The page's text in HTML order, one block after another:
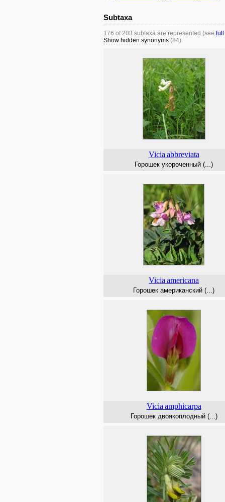
Subtaxa
176 of 203 subtaxa are represented (see full
Show hidden synonyms (84).
Vicia abbreviata
Горошек укороченный (...)
Vicia americana
Горошек американский (...)
Vicia amphicarpa
Горошек двоякоплодный (...)